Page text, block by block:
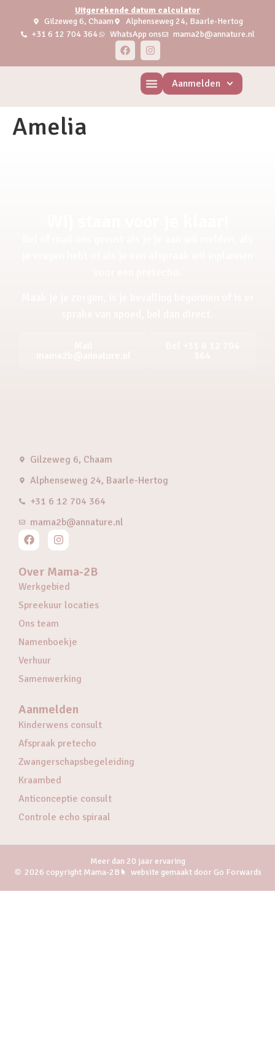
Uitgerekende datum calculator
Gilzeweg 6, Chaam
Alphenseweg 24, Baarle-Hertog
+31 6 12 704 364
WhatsApp ons mama2b@annature.nl
Aanmelden
Amelia
Gilzeweg 6, Chaam
Alphenseweg 24, Baarle-Hertog
+31 6 12 704 364
mama2b@annature.nl
Over Mama-2B
Werkgebied
Spreekuur locaties
Ons team
Namenboekje
Verhuur
Samenwerking
Aanmelden
Kinderwens consult
Afspraak pretecho
Zwangerschapsbegeleiding
Kraambed
Anticonceptie consult
Controle echo spiraal
Meer dan 20 jaar ervaring
2026 copyright Mama-2B
website gemaakt door Go Forwards